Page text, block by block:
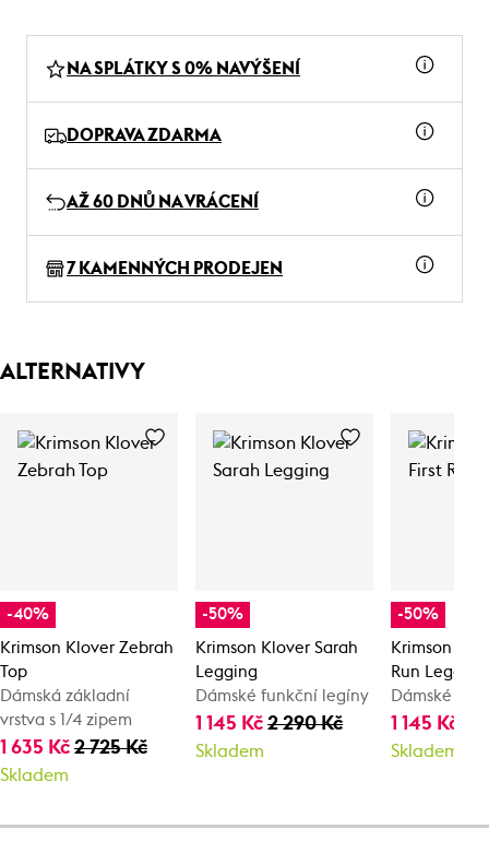
NA SPLÁTKY S 0% NAVÝŠENÍ
DOPRAVA ZDARMA
AŽ 60 DNŮ NA VRÁCENÍ
7 KAMENNÝCH PRODEJEN
ALTERNATIVY
-40%
Krimson Klover Zebrah
Top
Dámská základní
vrstva s 1/4 zipem
1 635 Kč 2 725 Kč
Skladem
-50%
Krimson Klover Sarah
Legging
Dámské funkční legíny
1 145 Kč2 290 Kč
Skladem
-50%
Krimson
Run Legging
Dámské
1 145 Kč
Skladem